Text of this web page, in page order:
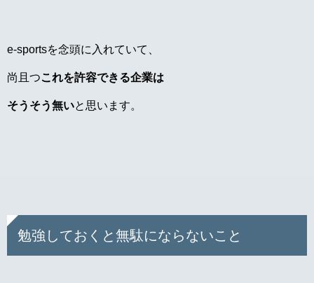
e-sportsを念頭に入れていて、
尚且つこれを許容できる企業は
そうそう無いと思います。
勉強しておくと無駄にならないこと